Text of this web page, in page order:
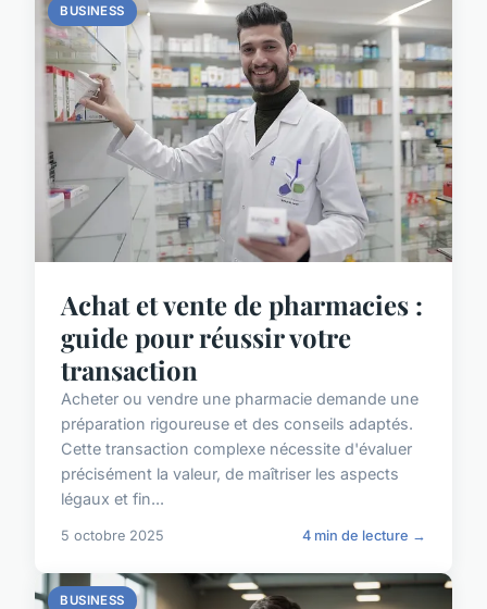
BUSINESS
Achat et vente de pharmacies :
guide pour réussir votre
transaction
Acheter ou vendre une pharmacie demande une
préparation rigoureuse et des conseils adaptés.
Cette transaction complexe nécessite d'évaluer
précisément la valeur, de maîtriser les aspects
légaux et fin...
5 octobre 2025 4 min de lecture →
BUSINESS